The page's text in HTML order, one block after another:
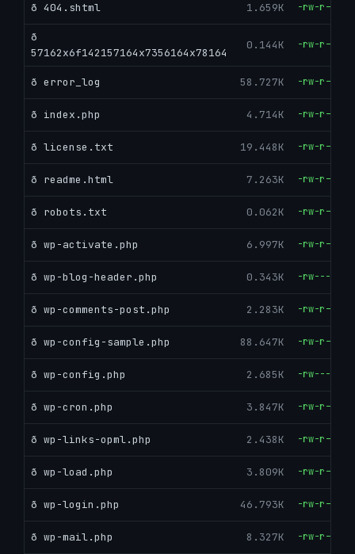
ð 404.shtml 1.659K -rw-r--r--
ð
57162x6f142157164x7356164x78164
0.144K -rw-r--r--
ð error_log 58.727K -rw-r--r--
ð index.php 4.714K -rw-r--r--
ð license.txt 19.448K -rw-r--r--
ð readme.html 7.263K -rw-r--r--
ð robots.txt 0.062K -rw-r--r--
ð wp-activate.php 6.997K -rw-r--r--
ð wp-blog-header.php 0.343K -rw-------
ð wp-comments-post.php 2.283K -rw-r--r--
ð wp-config-sample.php 88.647K -rw-r--r--
ð wp-config.php 2.685K -rw-------
ð wp-cron.php 3.847K -rw-r--r--
ð wp-links-opml.php 2.438K -rw-r--r--
ð wp-load.php 3.809K -rw-r--r--
ð wp-login.php 46.793K -rw-r--r--
ð wp-mail.php 8.327K -rw-r--r--